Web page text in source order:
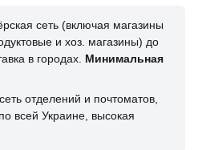
сеть (включая магазины
и хоз. магазины) до
в городах. Минимальная
отделений и почтоматов,
всей Украине, высокая